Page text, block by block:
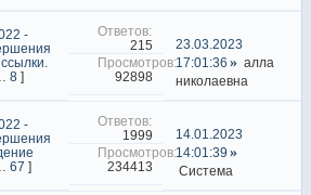
-
8 ]
215
92898
23.03.2023
17:01:36
алла
николаевна
-
67 ]
1999
234413
14.01.2023
14:01:39
Система